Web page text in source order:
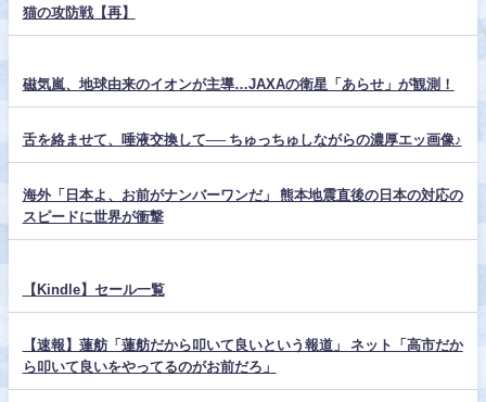
猫の攻防戦【再】
磁気嵐、地球由来のイオンが主導…JAXAの衛星「あらせ」が観測！
舌を絡ませて、唾液交換して── ちゅっちゅしながらの濃厚エッ画像♪
海外「日本よ、お前がナンバーワンだ」 熊本地震直後の日本の対応の
スピードに世界が衝撃
【Kindle】セール一覧
【速報】蓮舫「蓮舫だから叩いて良いという報道」 ネット「高市だか
ら叩いて良いをやってるのがお前だろ」